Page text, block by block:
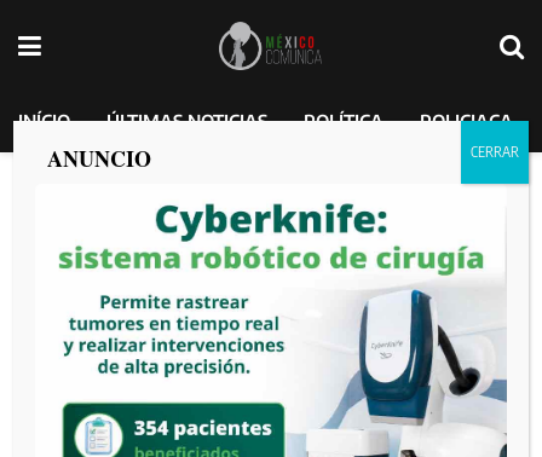
INÍCIO ÚLTIMAS NOTICIAS POLÍTICA POLICIACA
Rancho Izaguirre era un centro de
reclutamiento, operaciones y de
capacitación: FGR.
MEXICO COMUNICA 2025-04-08
ANUNCIO